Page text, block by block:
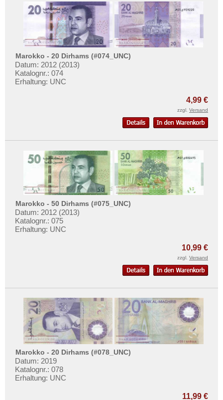
Marokko - 20 Dirhams (#074_UNC)
Datum: 2012 (2013)
Katalognr.: 074
Erhaltung: UNC
4,99 €
zzgl. Versand
Marokko - 50 Dirhams (#075_UNC)
Datum: 2012 (2013)
Katalognr.: 075
Erhaltung: UNC
10,99 €
zzgl. Versand
Marokko - 20 Dirhams (#078_UNC)
Datum: 2019
Katalognr.: 078
Erhaltung: UNC
11,99 €